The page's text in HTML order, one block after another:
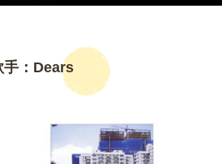
手：Dears